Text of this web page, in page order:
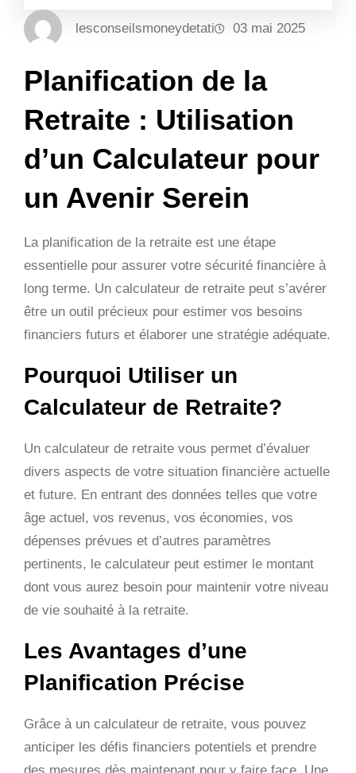
lesconseilsmoneydetati 03 mai 2025
Planification de la
Retraite : Utilisation
d’un Calculateur pour
un Avenir Serein
La planification de la retraite est une étape
essentielle pour assurer votre sécurité financière à
long terme. Un calculateur de retraite peut s’avérer
être un outil précieux pour estimer vos besoins
financiers futurs et élaborer une stratégie adéquate.
Pourquoi Utiliser un
Calculateur de Retraite?
Un calculateur de retraite vous permet d’évaluer
divers aspects de votre situation financière actuelle
et future. En entrant des données telles que votre
âge actuel, vos revenus, vos économies, vos
dépenses prévues et d’autres paramètres
pertinents, le calculateur peut estimer le montant
dont vous aurez besoin pour maintenir votre niveau
de vie souhaité à la retraite.
Les Avantages d’une
Planification Précise
Grâce à un calculateur de retraite, vous pouvez
anticiper les défis financiers potentiels et prendre
des mesures dès maintenant pour y faire face. Une